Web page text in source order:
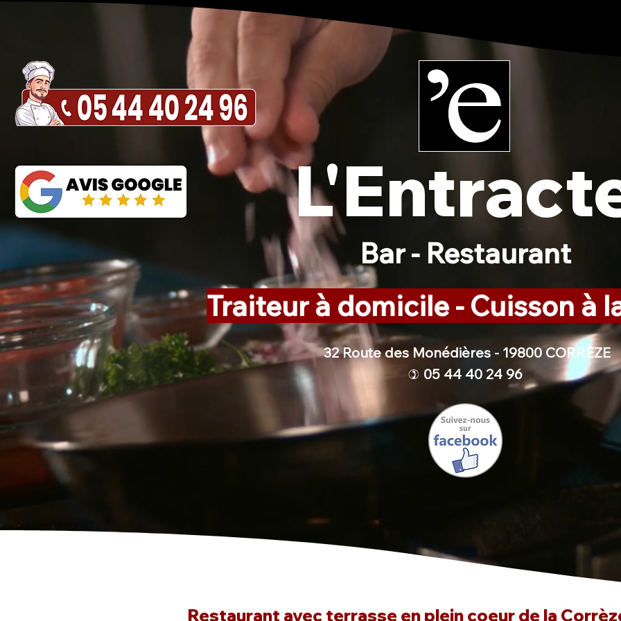
Bar - Restaurant
Traiteur à domicile - Cuisson à
32 Route des Monédières - 19800 CORRÈZE
) 05 44 40 24 96
Restaurant avec terrasse en plein coeur de la